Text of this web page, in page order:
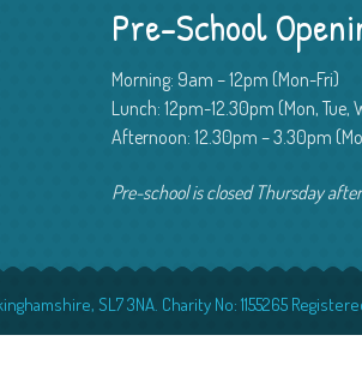
Pre-School
Morning: 9am – 12pm (Mon-Fri)
Lunch: 12pm-12.30pm (Mon, Tue,
Afternoon: 12.30pm – 3.30pm
Pre-school is closed Thursday
SL7 3NA. Charity No: 1155265